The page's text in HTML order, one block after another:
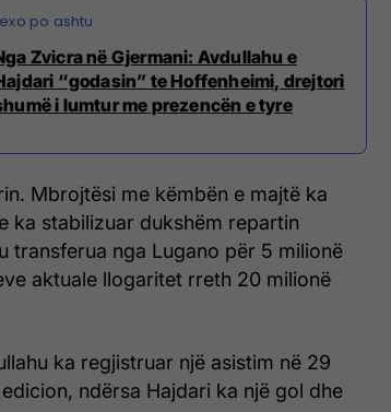
Zvicra në Gjermani: Avdullahu e
“godasin” te Hoffenheimi, drejtori
i lumtur me prezencën e tyre
Mbrojtësi me këmbën e majtë ka
ka stabilizuar dukshëm repartin
transferua nga Lugano për 5 milionë
aktuale llogaritet rreth 20 milionë
ka regjistruar një asistim në 29
ndërsa Hajdari ka një gol dhe